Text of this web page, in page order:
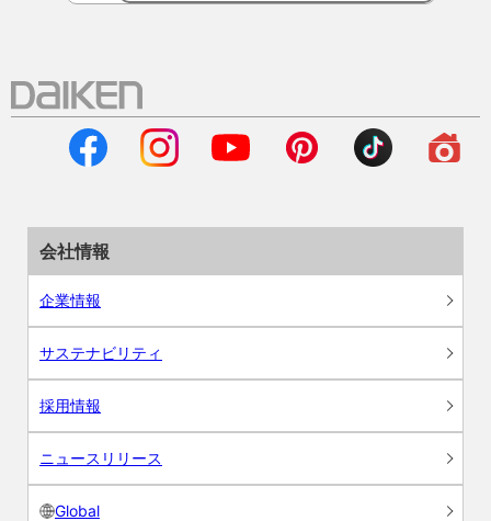
会社情報
企業情報
サステナビリティ
採用情報
ニュースリリース
Global